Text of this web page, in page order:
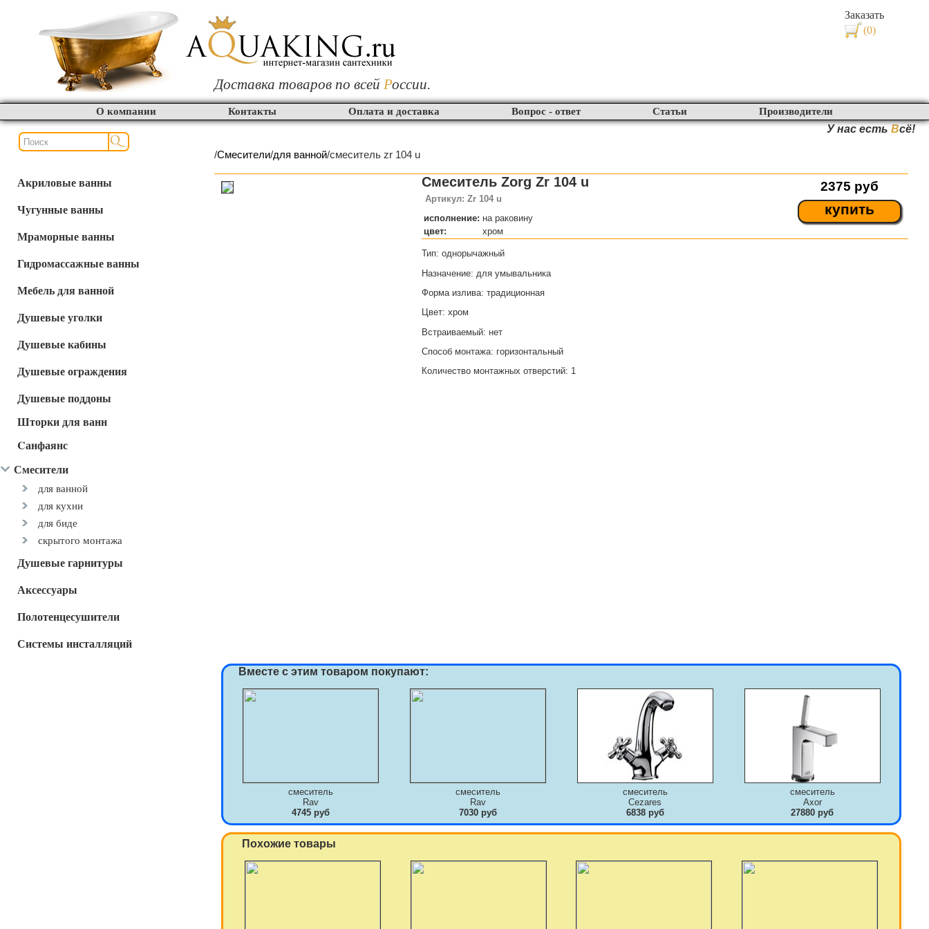
Заказать
(0)
Доставка товаров по всей России.
О компании Контакты Оплата и доставка Вопрос - ответ Статьи Производители
У нас есть Всё!
Акриловые ванны
Чугунные ванны
Мраморные ванны
Гидромассажные ванны
Мебель для ванной
Душевые уголки
Душевые кабины
Душевые ограждения
Душевые поддоны
Шторки для ванн
Cанфаянс
Смесители
для ванной
для кухни
для биде
скрытого монтажа
Душевые гарнитуры
Аксессуары
Полотенцесушители
Системы инсталляций
/Смесители/для ванной/смеситель zr 104 u
2375 руб
купить
Смеситель Zorg Zr 104 u
Артикул: Zr 104 u
исполнение: на раковину
цвет:
хром
Тип: однорычажный
Назначение: для умывальника
Форма излива: традиционная
Цвет: хром
Встраиваемый: нет
Способ монтажа: горизонтальный
Количество монтажных отверстий: 1
Вместе с этим товаром покупают:
смеситель
Rav
4745 руб
смеситель
Rav
7030 руб
смеситель
Cezares
6838 руб
смеситель
Axor
27880 руб
Похожие товары